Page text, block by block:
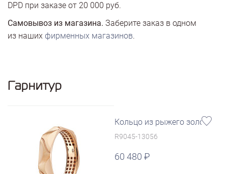
DPD при заказе от 20 000 руб.
Самовывоз из магазина. Заберите заказ в одном
из наших фирменных магазинов.
Гарнитур
Кольцо из рыжего золота
R9045-13056
60 480